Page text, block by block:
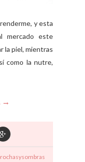
y esta
mercado este
la piel, mientras
como la nutre,